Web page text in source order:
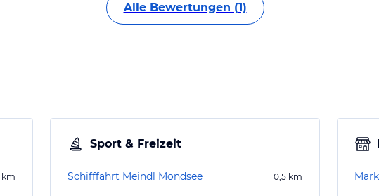
Alle Bewertungen (1)
km
Sport & Freizeit
Schifffahrt Meindl Mondsee 0,5 km